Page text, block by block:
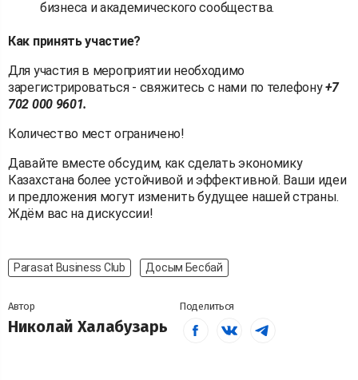
бизнеса и академического сообщества.
Как принять участие?
Для участия в мероприятии необходимо
зарегистрироваться - свяжитесь с нами по телефону+7
702 000 9601.
Количество мест ограничено!
Давайте вместе обсудим, как сделать экономику
Казахстана более устойчивой и эффективной. Ваши идеи
и предложения могут изменить будущее нашей страны.
Ждём вас на дискуссии!
Parasat Business Club Досым Бесбай
Автор
Николай Халабузарь
Поделиться